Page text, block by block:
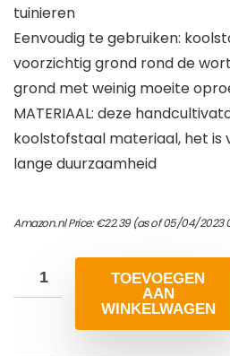
tuinieren
Eenvoudig te gebruiken:
voorzichtig grond rond de
grond met weinig moeite
MATERIAAL: deze
koolstofstaal materiaal, het
lange duurzaamheid
Amazon.nl Price:€22.39(as of 05/04/2023
TOEVOEGEN
AAN
WINKELWAGEN